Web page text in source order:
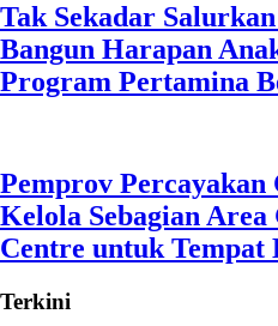
Tak Sekadar
Bangun Harapan
Program Pertamina
Pemprov Percayakan
Kelola Sebagian Area
Centre untuk
Terkini